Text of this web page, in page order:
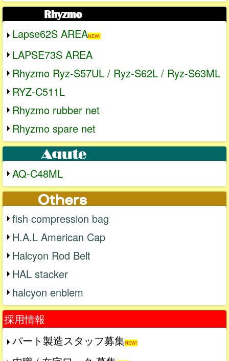
Lapse62S AREANEW!
LAPSE73S AREA
Rhyzmo Ryz-S57UL / Ryz-S62L / Ryz-S63ML
RYZ-C511L
Rhyzmo rubber net
Rhyzmo spare net
AQ-C48ML
fish compression bag
H.A.L American Cap
Halcyon Rod Belt
HAL stacker
halcyon enblem
採用情報
パート製造スタッフ募集NEW!